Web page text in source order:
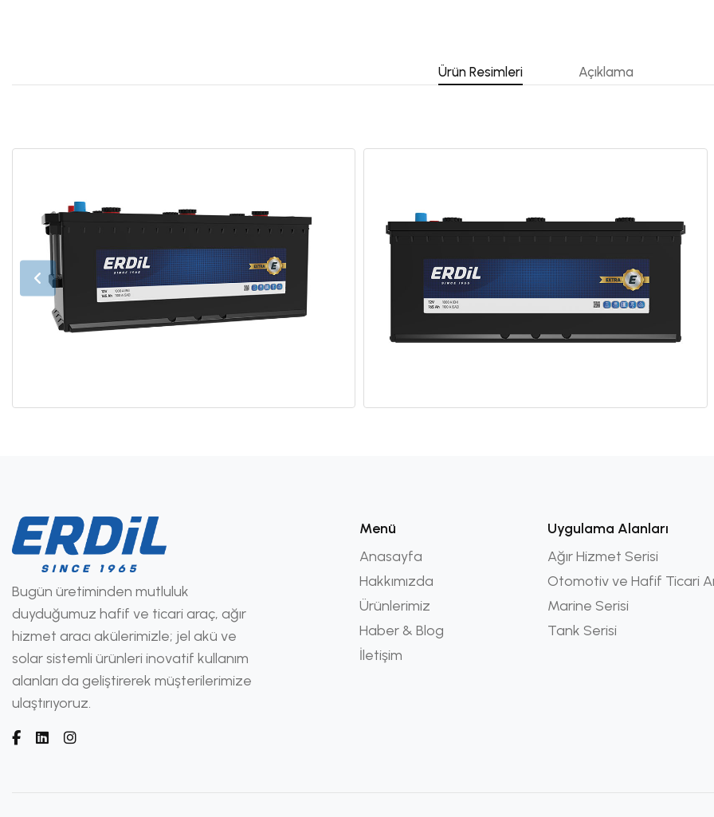
Ürün Resimleri Açıklama
Bugün üretiminden mutluluk
duyduğumuz hafif ve ticari araç, ağır
hizmet aracı akülerimizle; jel akü ve
solar sistemli ürünleri inovatif kullanım
alanları da geliştirerek müşterilerimize
ulaştırıyoruz.
Menü
Anasayfa
Hakkımızda
Ürünlerimiz
Haber & Blog
İletişim
Uygulama Alanları
Ağır Hizmet Serisi
Otomotiv ve Hafif Ticari
Marine Serisi
Tank Serisi